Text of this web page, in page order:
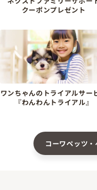
クーポンプレゼント
ワンちゃんのトライアルサー
『わんわんトライアル』
コーワペッツ